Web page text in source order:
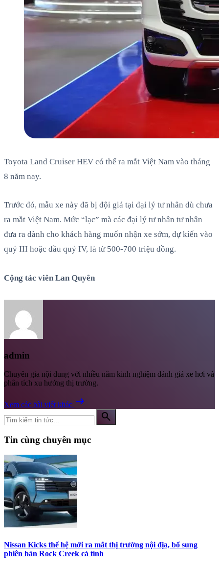
Toyota Land Cruiser HEV có thể ra mắt Việt Nam vào tháng
8 năm nay.
Trước đó, mẫu xe này đã bị đội giá tại đại lý tư nhân dù chưa
ra mắt Việt Nam. Mức “lạc” mà các đại lý tư nhân tư nhân
đưa ra dành cho khách hàng muốn nhận xe sớm, dự kiến vào
quý III hoặc đầu quý IV, là từ 500-700 triệu đồng.
Cộng tác viên Lan Quyên
admin
Chuyên gia nội dung với nhiều năm kinh nghiệm đánh giá xe hơi và
phân tích xu hướng thị trường.
Xem các bài viết khác arrow_right_alt
search
Tin cùng chuyên mục
Nissan Kicks thế hệ mới ra mắt thị trường nội địa, bổ sung
phiên bản Rock Creek cá tính